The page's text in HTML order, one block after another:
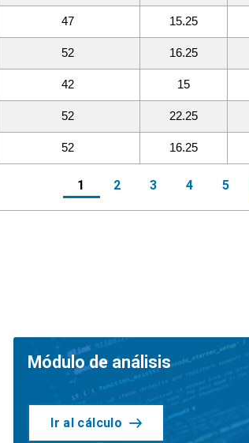
47 15.25
52 16.25
42 15
52 22.25
52 16.25
1 2 3 4 5
Módulo de análisis
Ir al cálculo